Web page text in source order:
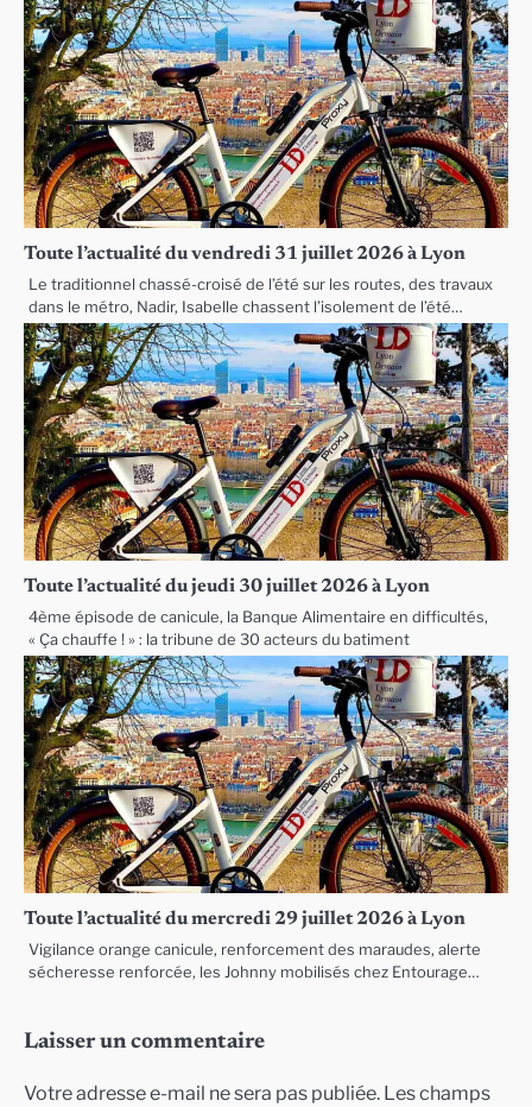
Toute l’actualité du vendredi 31 juillet 2026 à Lyon
Le traditionnel chassé-croisé de l’été sur les routes, des travaux
dans le métro, Nadir, Isabelle chassent l’isolement de l’été…
Toute l’actualité du jeudi 30 juillet 2026 à Lyon
4ème épisode de canicule, la Banque Alimentaire en difficultés,
« Ça chauffe ! » : la tribune de 30 acteurs du batiment
Toute l’actualité du mercredi 29 juillet 2026 à Lyon
Vigilance orange canicule, renforcement des maraudes, alerte
sécheresse renforcée, les Johnny mobilisés chez Entourage…
Laisser un commentaire
Votre adresse e-mail ne sera pas publiée. Les champs